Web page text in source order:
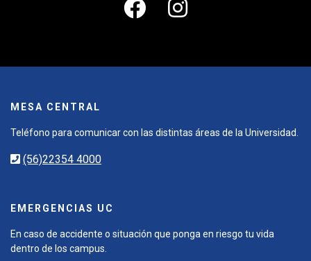
MESA CENTRAL
Teléfono para comunicar con las distintas áreas de la Universidad.
(56)22354 4000
EMERGENCIAS UC
En caso de accidente o situación que ponga en riesgo tu vida
dentro de los campus.